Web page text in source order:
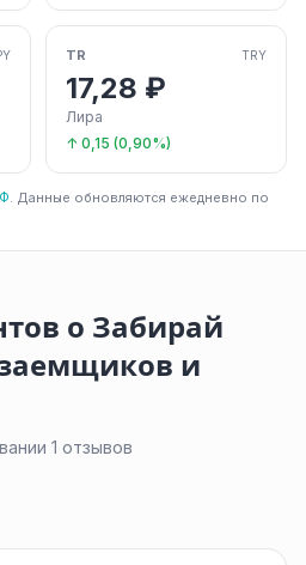
TR TRY
17,28 ₽
Лира
↑ 0,15 (0,90%)
. Данные обновляются ежедневно по
о Забирай
и
1 отзывов